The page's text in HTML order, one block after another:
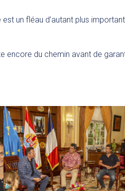
un fléau d’autant plus
encore du chemin avant de